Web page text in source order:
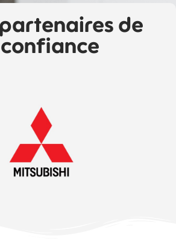
de
confiance